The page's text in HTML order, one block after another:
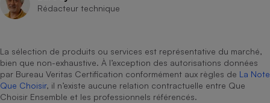
Rédacteur technique
La sélection de produits ou services est représentative du marché,
bien que non-exhaustive. À l’exception des autorisations données
par Bureau Veritas Certification conformément aux règles de La Note
Que Choisir, il n’existe aucune relation contractuelle entre Que
Choisir Ensemble et les professionnels référencés.